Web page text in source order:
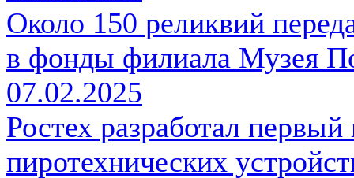
Около 150 реликвий
в фонды филиала Музея
07.02.2025
Ростех разработал
пиротехнических